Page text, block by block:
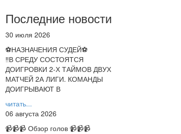
Последние новости
30 июля 2026
⚽НАЗНАЧЕНИЯ СУДЕЙ⚽
‼В СРЕДУ СОСТОЯТСЯ
ДОИГРОВКИ 2-Х ТАЙМОВ ДВУХ
МАТЧЕЙ 2А ЛИГИ. КОМАНДЫ
ДОИГРЫВАЮТ В
читать...
06 августа 2026
📹📹📹 Обзор голов 📹📹📹